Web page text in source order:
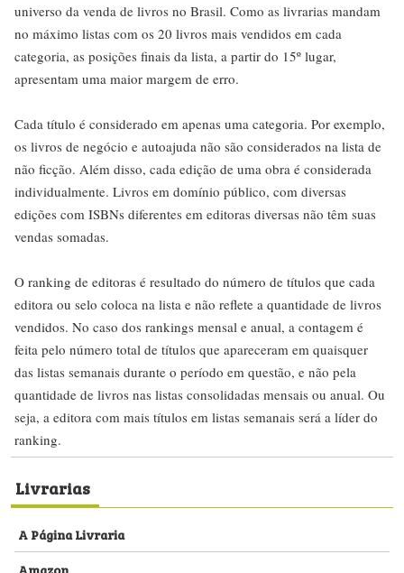
universo da venda de livros no Brasil. Como as livrarias mandam
no máximo listas com os 20 livros mais vendidos em cada
categoria, as posições finais da lista, a partir do 15º lugar,
apresentam uma maior margem de erro.
Cada título é considerado em apenas uma categoria. Por exemplo,
os livros de negócio e autoajuda não são considerados na lista de
não ficção. Além disso, cada edição de uma obra é considerada
individualmente. Livros em domínio público, com diversas
edições com ISBNs diferentes em editoras diversas não têm suas
vendas somadas.
O ranking de editoras é resultado do número de títulos que cada
editora ou selo coloca na lista e não reflete a quantidade de livros
vendidos. No caso dos rankings mensal e anual, a contagem é
feita pelo número total de títulos que apareceram em quaisquer
das listas semanais durante o período em questão, e não pela
quantidade de livros nas listas consolidadas mensais ou anual. Ou
seja, a editora com mais títulos em listas semanais será a líder do
ranking.
Livrarias
A Página Livraria